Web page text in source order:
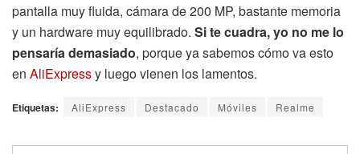
pantalla muy fluida, cámara de 200 MP, bastante memoria
y un hardware muy equilibrado. Si te cuadra, yo no me lo
pensaría demasiado, porque ya sabemos cómo va esto
en AliExpressy luego vienen los lamentos.
Etiquetas: AliExpress Destacado Móviles Realme